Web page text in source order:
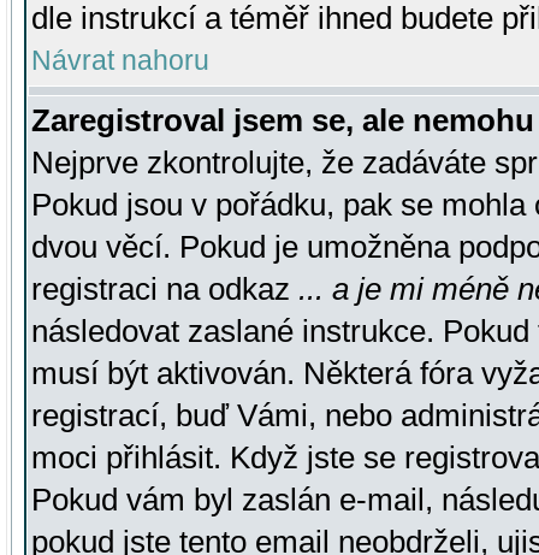
dle instrukcí a téměř ihned budete
Návrat nahoru
Zaregistroval jsem se, ale
Nejprve zkontrolujte, že zadáváte
Pokud jsou v pořádku, pak se
dvou věcí. Pokud je umožněna
registraci na odkaz ... a je mi méně
následovat zaslané instrukce.
musí být aktivován. Některá fóra
registrací, buď Vámi, nebo
moci přihlásit. Když jste se
Pokud vám byl zaslán e-mail,
pokud jste tento email neobdrželi,